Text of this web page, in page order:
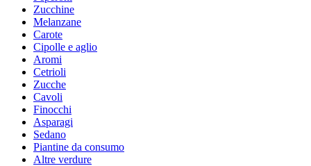
Zucchine
Melanzane
Carote
Cipolle e aglio
Aromi
Cetrioli
Zucche
Cavoli
Finocchi
Asparagi
Sedano
Piantine da consumo
Altre verdure